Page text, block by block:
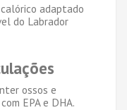
adaptado
do Labrador
ossos e
EPA e DHA.